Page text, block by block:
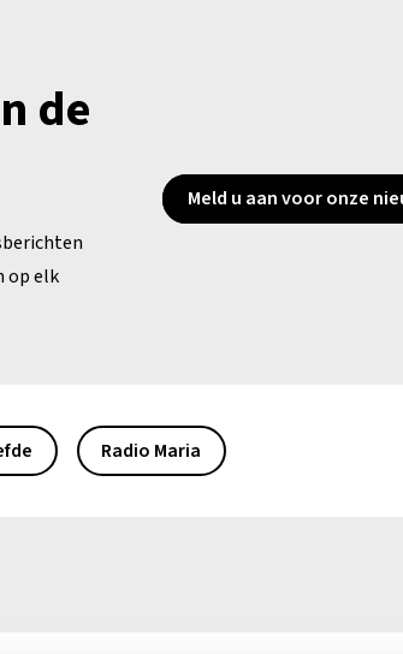
de
op elk
Meld u aan voor onze
Radio Maria